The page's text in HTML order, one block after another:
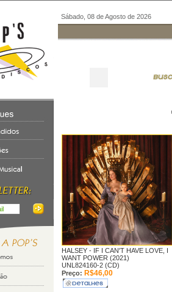
Sábado, 08 de Agosto de 2026
HALSEY - IF I CAN'T HAVE LOVE, I
WANT POWER (2021)
UNL824160-2 (CD)
Preço: R$46,00